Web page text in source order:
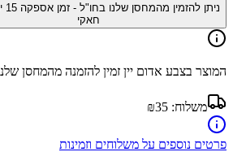
ניתן להזמין מהמחסן שלנו בחו"ל - זמן אספקה 15
חאקי
המוצר בצבע אדום יין זמין להזמנה מהמחסן
משלוח: ₪35
פרטים נוספים על משלוחים וזמינות